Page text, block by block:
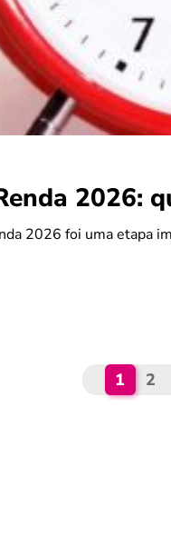
2026:
2026 foi uma etapa
1 2